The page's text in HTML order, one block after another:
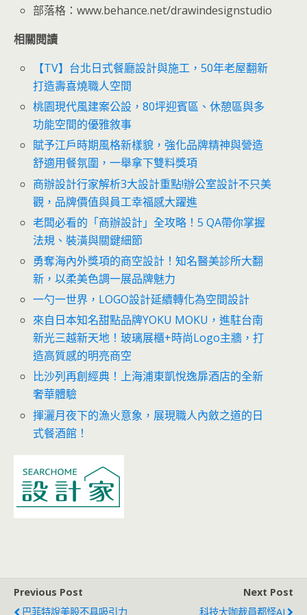
部落格：www.behance.net/drawindesignstudio
相關閱讀
【TV】台北日式餐廳設計與施工，50年老屋翻新
打造壽喜燒職人空間
桃園現代風建案公設，80坪迎賓區、休憩區與多
功能空間的優雅敘事
賦予江戶時期風格新樣貌，強化品牌精神與營造
舒適用餐氛圍，一舉拿下雙料獎項
商辦設計行家解析3大設計重點!辦公室設計不只美
觀，品牌價值與員工幸福感大躍進
老闆必看的「商辦設計」全攻略！5 QA帶你掌握
法規、裝潢與關鍵細節
勇奪海內外獎項的商空設計！知名醫美診所大翻
新，以柔美色調一展品牌魅力
一勺一世界，LOGO設計延續轉化為空間設計
來自日本知名甜點品牌YOKU MOKU，進駐台南
新光三越新天地！玻璃展櫃+時尚Logo主牆，打
造高質感的明亮商空
比沙列再創經典！上海浦東凱悅逸扉酒店的全新
奢華體驗
揮灑月夜下的漁火意象，展現職人內斂之道的日
式餐酒館！
Previous Post
巴菲特說美股不具吸引力
Next Post
科技大咖裁員都怪AI